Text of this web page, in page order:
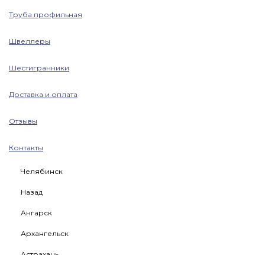
Труба профильная
Швеллеры
Шестигранники
Доставка и оплата
Отзывы
Контакты
Челябинск
Назад
Ангарск
Архангельск